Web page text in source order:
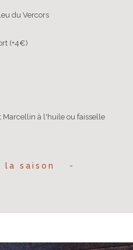
du Vercors
(+4€)
Marcellin à l'huile ou faisselle
la saison